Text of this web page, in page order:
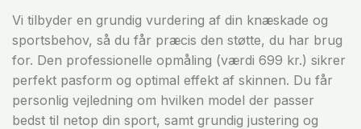
Vi tilbyder en grundig vurdering af din knæskade og
sportsbehov, så du får præcis den støtte, du har brug
for. Den professionelle opmåling (værdi 699 kr.) sikrer
perfekt pasform og optimal effekt af skinnen. Du får
personlig vejledning om hvilken model der passer
bedst til netop din sport, samt grundig justering og